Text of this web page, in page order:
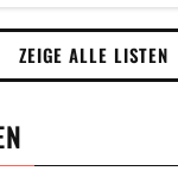
ZEIGE ALLE LISTEN